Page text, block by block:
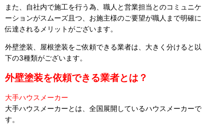
また、自社内で施工を行う為、職人と営業担当とのコミュニケ
ーションがスムーズ且つ、お施主様のご要望が職人まで明確に
伝達されるメリットがございます。
外壁塗装、屋根塗装をご依頼できる業者は、大きく分けると以
下の3種類がございます。
外壁塗装を依頼できる業者とは？
大手ハウスメーカー
大手ハウスメーカーとは、全国展開しているハウスメーカーで
す。